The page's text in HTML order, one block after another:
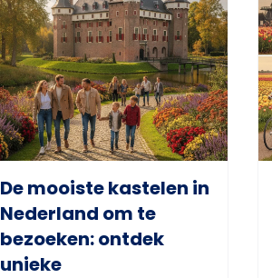
De mooiste kastelen in
Nederland om te
bezoeken: ontdek
unieke